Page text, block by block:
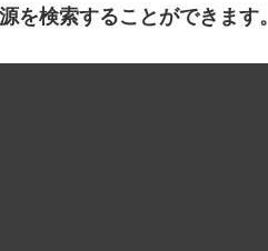
を検索することができます。